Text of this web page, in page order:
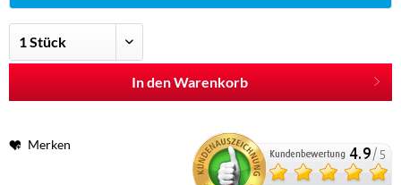
In den Warenkorb
Merken